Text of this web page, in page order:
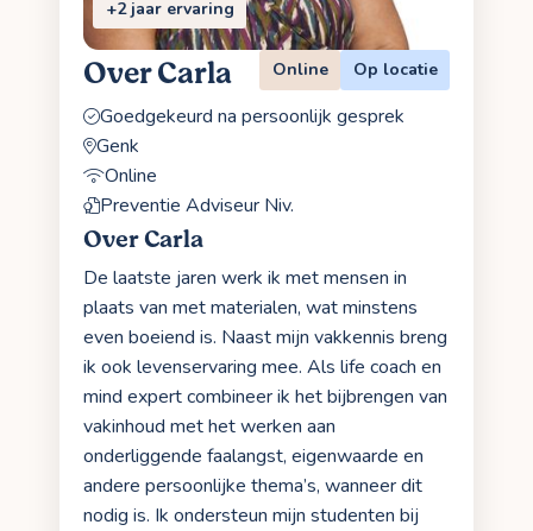
+2 jaar ervaring
Over Carla Online Op locatie
Goedgekeurd na persoonlijk gesprek
Genk
Online
Preventie Adviseur Niv.
Over Carla
De laatste jaren werk ik met mensen in
plaats van met materialen, wat minstens
even boeiend is. Naast mijn vakkennis breng
ik ook levenservaring mee. Als life coach en
mind expert combineer ik het bijbrengen van
vakinhoud met het werken aan
onderliggende faalangst, eigenwaarde en
andere persoonlijke thema’s, wanneer dit
nodig is. Ik ondersteun mijn studenten bij